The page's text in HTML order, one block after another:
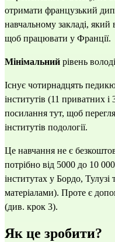
отримати французький
навчальному закладі,
щоб працювати у Франції.
Мінімальний рівень
Існує чотирнадцять
інститутів (11 приватних
посилання тут, щоб
інститутів подології.
Це навчання не є
потрібно від 5000 до 10
інститутах у Бордо,
матеріалами). Проте є
(див. крок 3).
Як це зробити?